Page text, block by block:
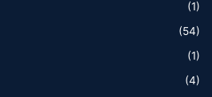
(1)
(54)
(1)
(4)